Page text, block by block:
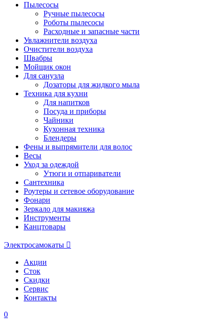
Пылесосы
Ручные пылесосы
Роботы пылесосы
Расходные и запасные части
Увлажнители воздуха
Очистители воздуха
Швабры
Мойщик окон
Для санузла
Дозаторы для жидкого мыла
Техника для кухни
Для напитков
Посуда и приборы
Чайники
Кухонная техника
Блендеры
Фены и выпрямители для волос
Весы
Уход за одеждой
Утюги и отпариватели
Сантехника
Роутеры и сетевое оборудование
Фонари
Зеркало для макияжа
Инструменты
Канцтовары
Электросамокаты
Акции
Сток
Скидки
Сервис
Контакты
0